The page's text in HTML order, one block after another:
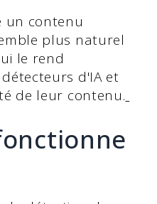
un contenu
plus naturel
le rend
d'IA et
de leur contenu.